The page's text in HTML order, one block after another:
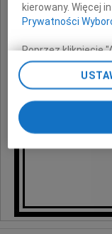
kierowany. Więcej
Prywatności
Poprzez kliknięcie
zainstalowanie i
Wyborczej sp. z o.
na Twoim
chwili zmienić
ponownie
preferencjami dot.
odnośnik
przechodząc do
Zmiana ustawień
My, nasi Zaufani